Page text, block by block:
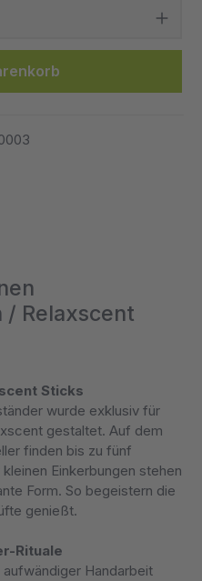
/ Relaxscent
Sticks
wurde exklusiv für
gestaltet. Auf dem
finden bis zu fünf
Einkerbungen stehen
Form. So begeistern die
genießt.
Rituale
Handarbeit